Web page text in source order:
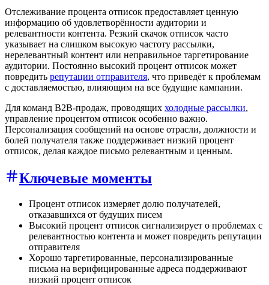
Отслеживание процента отписок предоставляет ценную
информацию об удовлетворённости аудитории и
релевантности контента. Резкий скачок отписок часто
указывает на слишком высокую частоту рассылки,
нерелевантный контент или неправильное таргетирование
аудитории. Постоянно высокий процент отписок может
повредить репутации отправителя, что приведёт к проблемам
с доставляемостью, влияющим на все будущие кампании.
Для команд B2B-продаж, проводящих холодные рассылки,
управление процентом отписок особенно важно.
Персонализация сообщений на основе отрасли, должности и
болей получателя также поддерживает низкий процент
отписок, делая каждое письмо релевантным и ценным.
Ключевые моменты
Процент отписок измеряет долю получателей,
отказавшихся от будущих писем
Высокий процент отписок сигнализирует о проблемах с
релевантностью контента и может повредить репутации
отправителя
Хорошо таргетированные, персонализированные
письма на верифицированные адреса поддерживают
низкий процент отписок